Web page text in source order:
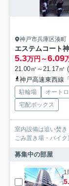
神戸市兵庫区湊町
エステムコート
5.3万円～6.09
21.00㎡～21.17㎡
神戸高速東西線
駐輪場 オート
宅配ボックス
室内設備は追い焚
ごみ置き場・バイ
募集中の部屋
1